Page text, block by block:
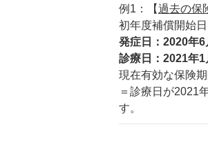
例1：【過去の保
初年度補償開始
発症日：2020年6
診療日：2021年1
現在有効な保険
＝診療日が2021
す。